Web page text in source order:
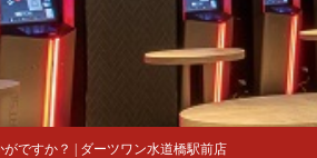
ですか？ | ダーツワン水道橋駅前店